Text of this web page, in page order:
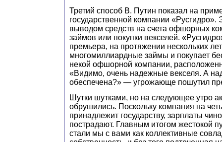
Третий способ В. Путин показал на
государственной компании «Русгидро».
выводом средств на счета офшорных
займов или покупки векселей.
премьера, на протяжении нескольких
многомиллиардные займы и покупает
некой офшорной компании,
«Видимо, очень надежные векселя. А
обеспечена?» — угрожающе пошутил
Шутки шутками, но на следующее утро
обрушились. Поскольку компания на
принадлежит государству, зарплаты
пострадают. Главным итогом жестокой
стали мы с вами как коллективные